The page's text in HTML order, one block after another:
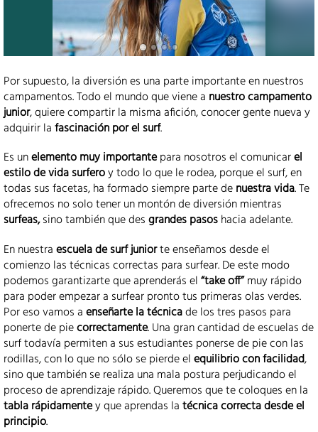
Por supuesto, la diversión es una parte importante en nuestros
campamentos. Todo el mundo que viene a nuestro campamento
junior, quiere compartir la misma afición, conocer gente nueva y
adquirir lafascinación por el surf.
Es unelemento muy importantepara nosotros el comunicarel
estilo de vida surferoy todo lo que le rodea, porque el surf, en
todas sus facetas, ha formado siempre parte denuestra vida. Te
ofrecemos no solo tener un montón de diversión mientras
surfeas,sino también que desgrandes pasoshacia adelante.
En nuestraescuela de surf juniorte enseñamos desde el
comienzo las técnicas correctas para surfear. De este modo
podemos garantizarte que aprenderás el“take off”muy rápido
para poder empezar a surfear pronto tus primeras olas verdes.
Por eso vamos aenseñarte la técnicade los tres pasos para
ponerte de piecorrectamente. Una gran cantidad de escuelas de
surf todavía permiten a sus estudiantes ponerse de pie con las
rodillas, con lo que no sólo se pierde elequilibriocon facilidad,
sino que también se realiza una mala postura perjudicando el
proceso de aprendizaje rápido. Queremos que te coloques en la
tabla rápidamentey que aprendas latécnica correcta desde el
principio.